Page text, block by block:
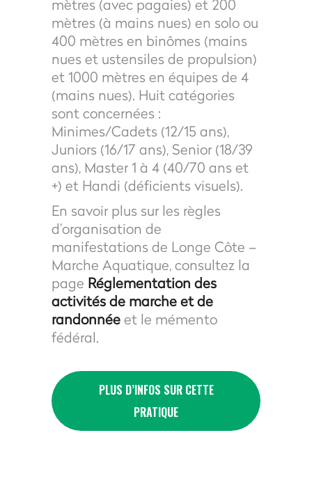
mètres (avec pagaies) et 200
mètres (à mains nues) en solo ou
400 mètres en binômes (mains
nues et ustensiles de propulsion)
et 1000 mètres en équipes de 4
(mains nues). Huit catégories
sont concernées :
Minimes/Cadets (12/15 ans),
Juniors (16/17 ans), Senior (18/39
ans), Master 1 à 4 (40/70 ans et
+) et Handi (déficients visuels).
En savoir plus sur les règles
d’organisation de
manifestations de Longe Côte –
Marche Aquatique, consultez la
page Réglementation des
activités de marche et de
randonnéeet le mémento
fédéral.
PLUS D’INFOS SUR CETTE
PRATIQUE